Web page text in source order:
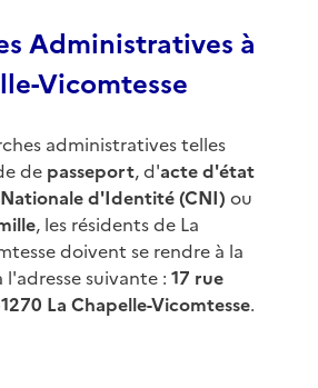
Administratives à
Vicomtesse
administratives telles
de passeport, d'acte d'état
d'Identité (CNI) ou
, les résidents de La
doivent se rendre à la
l'adresse suivante : 17 rue
La Chapelle-Vicomtesse.